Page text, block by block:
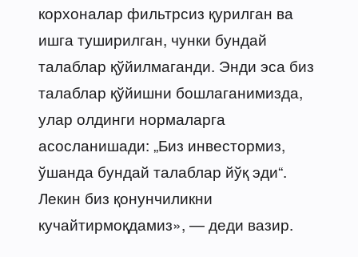
корхоналар фильтрсиз қурилган ва
ишга туширилган, чунки бундай
талаблар қўйилмаганди. Энди эса биз
талаблар қўйишни бошлаганимизда,
улар олдинги нормаларга
асосланишади: „Биз инвестормиз,
ўшанда бундай талаблар йўқ эди“.
Лекин биз қонунчиликни
кучайтирмоқдамиз», — деди вазир.